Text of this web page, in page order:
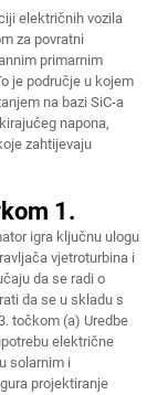
električnih vozila
za povratni
primarnim
je područje u kojem
na bazi SiC-a
napona,
zahtijevaju
1.
igra ključnu ulogu
vjetroturbina i
da se radi o
da se u skladu s
točkom (a) Uredbe
električne
solarnim i
projektiranje